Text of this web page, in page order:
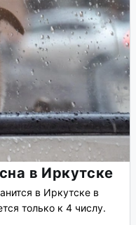
в Иркутске
в Иркутске в
только к 4 числу.